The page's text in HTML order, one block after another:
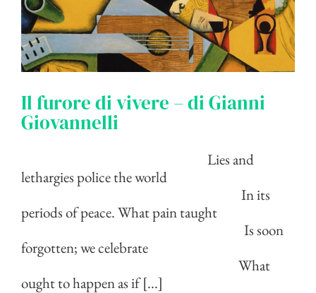
Il furore di vivere – di Gianni
Giovannelli
Lies and
lethargies police the world
In its
periods of peace. What pain taught
Is soon
forgotten; we celebrate
What
ought to happen as if [...]